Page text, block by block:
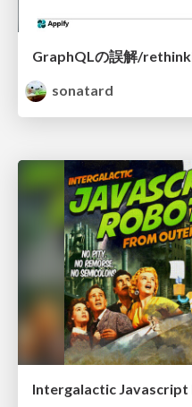
GraphQLの誤解/
sonatard
Intergalactic